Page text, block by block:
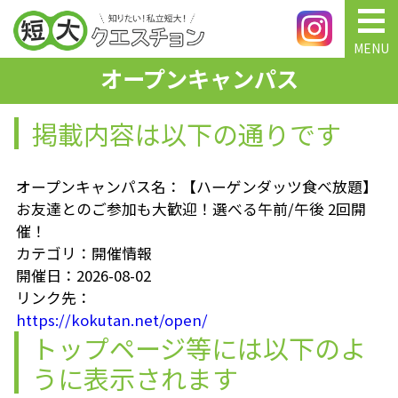
MENU
オープンキャンパス
掲載内容は以下の通りです
オープンキャンパス名：【ハーゲンダッツ食べ放題】
お友達とのご参加も大歓迎！選べる午前/午後 2回開
催！
カテゴリ：開催情報
開催日：2026-08-02
リンク先：
https://kokutan.net/open/
トップページ等には以下のよ
うに表示されます